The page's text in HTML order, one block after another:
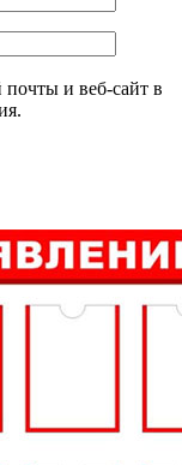
и веб-сайт в